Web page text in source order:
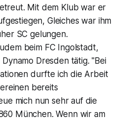
Mit dem Klub war er
Gleiches war ihm
SC gelungen.
beim FC Ingolstadt,
Dynamo Dresden tätig. "Bei
durfte ich die Arbeit
bereits
mich nun sehr auf die
München. Wenn wir am